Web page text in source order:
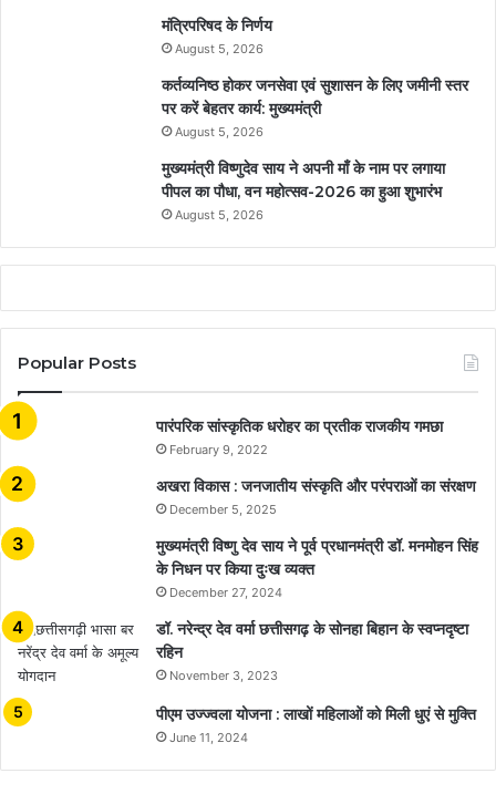
मंत्रिपरिषद के निर्णय
August 5, 2026
कर्तव्यनिष्ठ होकर जनसेवा एवं सुशासन के लिए जमीनी स्तर
पर करें बेहतर कार्य: मुख्यमंत्री
August 5, 2026
मुख्यमंत्री विष्णुदेव साय ने अपनी माँ के नाम पर लगाया
पीपल का पौधा, वन महोत्सव-2026 का हुआ शुभारंभ
August 5, 2026
Popular Posts
​​​​​​​पारंपरिक सांस्कृतिक धरोहर का प्रतीक राजकीय गमछा
February 9, 2022
अखरा विकास : जनजातीय संस्कृति और परंपराओं का संरक्षण
December 5, 2025
मुख्यमंत्री विष्णु देव साय ने पूर्व प्रधानमंत्री डॉ. मनमोहन सिंह
के निधन पर किया दुःख व्यक्त
December 27, 2024
डॉ. नरेन्द्र देव वर्मा छत्तीसगढ़ के सोनहा बिहान के स्वप्नदृष्टा
रहिन
November 3, 2023
पीएम उज्ज्वला योजना : लाखों महिलाओं को मिली धुएं से मुक्ति
June 11, 2024